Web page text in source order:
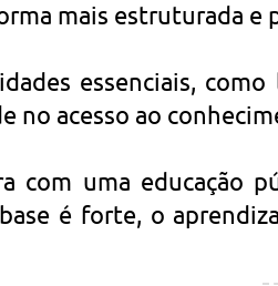
mais estruturada e
essenciais,
no acesso ao
uma educação
é forte, o